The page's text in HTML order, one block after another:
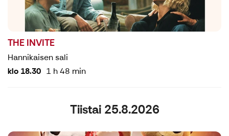
THE INVITE
Hannikaisen sali
klo 18.30 1 h 48 min
Tiistai 25.8.2026